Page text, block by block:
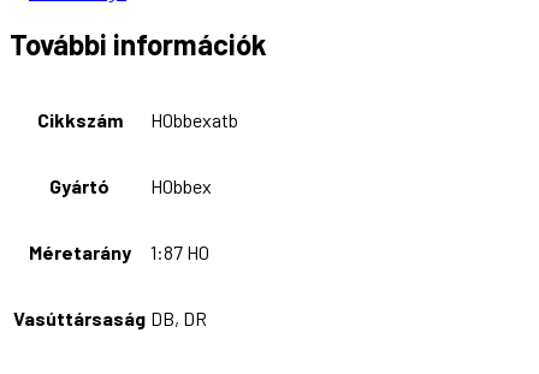
További információk
Cikkszám H0bbexatb
Gyártó H0bbex
Méretarány 1:87 H0
Vasúttársaság DB, DR